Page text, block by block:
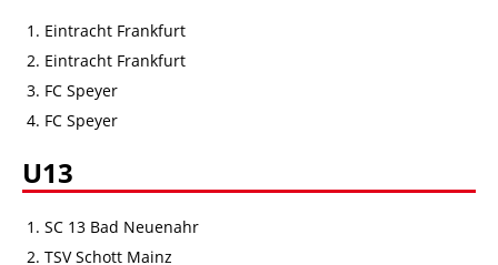
Eintracht Frankfurt
Eintracht Frankfurt
FC Speyer
FC Speyer
U13
SC 13 Bad Neuenahr
TSV Schott Mainz